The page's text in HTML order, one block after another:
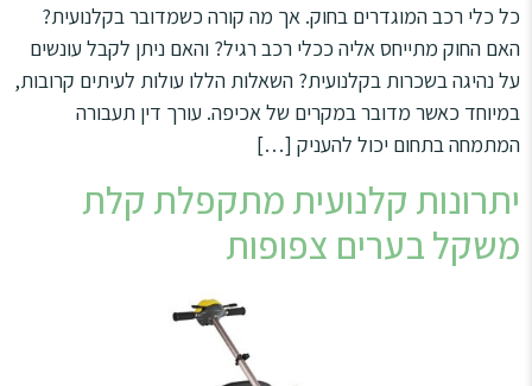
כל כלי רכב המוגדרים בחוק. אך מה קורה כשמדובר בקלנועית?
האם החוק מתייחס אליה ככלי רכב רגיל? והאם ניתן לקבל עונשים
על נהיגה בשכרות בקלנועית? השאלות הללו עולות לעיתים קרובות,
במיוחד כאשר מדובר במקרים של אכיפה. עורך דין תעבורה
המתמחה בתחום יכול להעניק […]
יתרונות קלנועית מתקפלת קלת
משקל בערים צפופות